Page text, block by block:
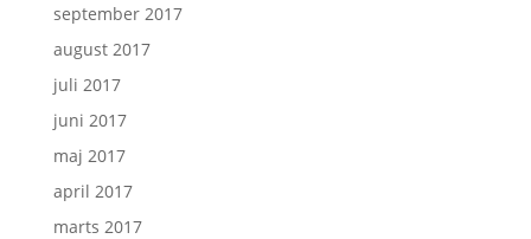
september 2017
august 2017
juli 2017
juni 2017
maj 2017
april 2017
marts 2017